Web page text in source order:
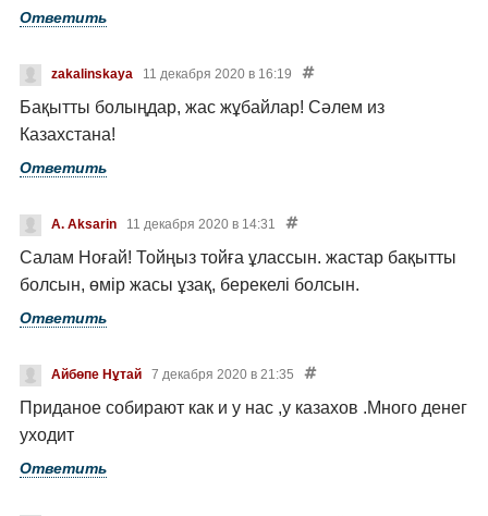
Ответить
zakalinskaya 11 декабря 2020 в 16:19
Бақытты болыңдар, жас жұбайлар! Сәлем из
Казахстана!
Ответить
A. Aksarin 11 декабря 2020 в 14:31
Салам Ноғай! Тойңыз тойға ұлассын. жастар бақытты
болсын, өмір жасы ұзақ, берекелі болсын.
Ответить
Айбөпе Нұтай 7 декабря 2020 в 21:35
Приданое собирают как и у нас ,у казахов .Много денег
уходит
Ответить